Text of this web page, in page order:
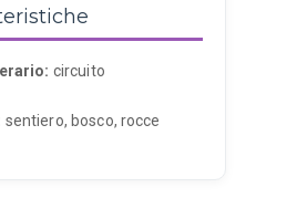
circuito
sentiero, bosco, rocce